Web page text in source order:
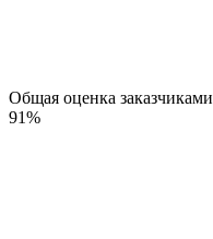
Общая оценка заказчиками
91%